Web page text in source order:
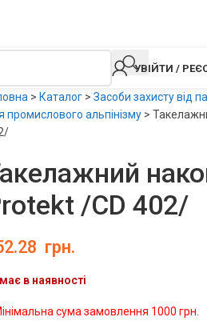
УВІЙТИ /
> Каталог> Засоби захисту від
промислового альпінізму>
/CD 402/
грн.
в наявності
сума замовлення 1000 грн.